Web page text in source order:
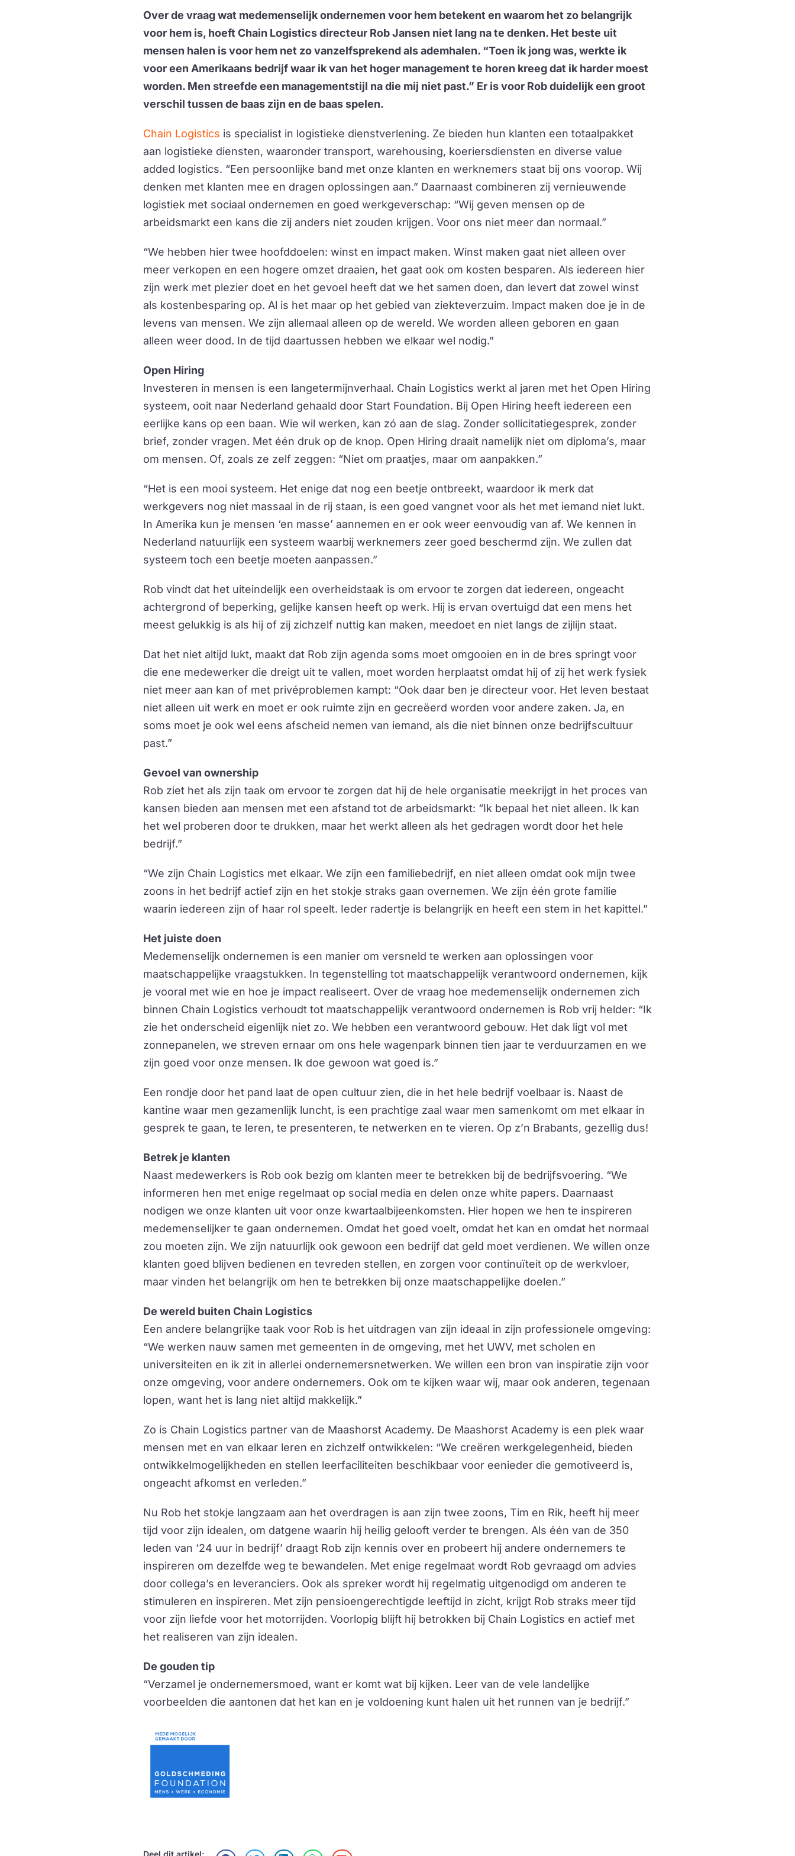
Over de vraag wat medemenselijk ondernemen voor hem betekent en waarom het zo belangrijk
voor hem is, hoeft Chain Logistics directeur Rob Jansen niet lang na te denken. Het beste uit
mensen halen is voor hem net zo vanzelfsprekend als ademhalen. “Toen ik jong was, werkte ik
voor een Amerikaans bedrijf waar ik van het hoger management te horen kreeg dat ik harder moest
worden. Men streefde een managementstijl na die mij niet past.” Er is voor Rob duidelijk een groot
verschil tussen de baas zijn en de baas spelen.
Chain Logistics is specialist in logistieke dienstverlening. Ze bieden hun klanten een totaalpakket
aan logistieke diensten, waaronder transport, warehousing, koeriersdiensten en diverse value
added logistics. “Een persoonlijke band met onze klanten en werknemers staat bij ons voorop. Wij
denken met klanten mee en dragen oplossingen aan.” Daarnaast combineren zij vernieuwende
logistiek met sociaal ondernemen en goed werkgeverschap: “Wij geven mensen op de
arbeidsmarkt een kans die zij anders niet zouden krijgen. Voor ons niet meer dan normaal.”
“We hebben hier twee hoofddoelen: winst en impact maken. Winst maken gaat niet alleen over
meer verkopen en een hogere omzet draaien, het gaat ook om kosten besparen. Als iedereen hier
zijn werk met plezier doet en het gevoel heeft dat we het samen doen, dan levert dat zowel winst
als kostenbesparing op. Al is het maar op het gebied van ziekteverzuim. Impact maken doe je in de
levens van mensen. We zijn allemaal alleen op de wereld. We worden alleen geboren en gaan
alleen weer dood. In de tijd daartussen hebben we elkaar wel nodig.”
Open Hiring
Investeren in mensen is een langetermijnverhaal. Chain Logistics werkt al jaren met het Open Hiring
systeem, ooit naar Nederland gehaald door Start Foundation. Bij Open Hiring heeft iedereen een
eerlijke kans op een baan. Wie wil werken, kan zó aan de slag. Zonder sollicitatiegesprek, zonder
brief, zonder vragen. Met één druk op de knop. Open Hiring draait namelijk niet om diploma’s, maar
om mensen. Of, zoals ze zelf zeggen: “Niet om praatjes, maar om aanpakken.”
“Het is een mooi systeem. Het enige dat nog een beetje ontbreekt, waardoor ik merk dat
werkgevers nog niet massaal in de rij staan, is een goed vangnet voor als het met iemand niet lukt.
In Amerika kun je mensen ‘en masse’ aannemen en er ook weer eenvoudig van af. We kennen in
Nederland natuurlijk een systeem waarbij werknemers zeer goed beschermd zijn. We zullen dat
systeem toch een beetje moeten aanpassen.”
Rob vindt dat het uiteindelijk een overheidstaak is om ervoor te zorgen dat iedereen, ongeacht
achtergrond of beperking, gelijke kansen heeft op werk. Hij is ervan overtuigd dat een mens het
meest gelukkig is als hij of zij zichzelf nuttig kan maken, meedoet en niet langs de zijlijn staat.
Dat het niet altijd lukt, maakt dat Rob zijn agenda soms moet omgooien en in de bres springt voor
die ene medewerker die dreigt uit te vallen, moet worden herplaatst omdat hij of zij het werk fysiek
niet meer aan kan of met privéproblemen kampt: “Ook daar ben je directeur voor. Het leven bestaat
niet alleen uit werk en moet er ook ruimte zijn en gecreëerd worden voor andere zaken. Ja, en
soms moet je ook wel eens afscheid nemen van iemand, als die niet binnen onze bedrijfscultuur
past.”
Gevoel van ownership
Rob ziet het als zijn taak om ervoor te zorgen dat hij de hele organisatie meekrijgt in het proces van
kansen bieden aan mensen met een afstand tot de arbeidsmarkt: “Ik bepaal het niet alleen. Ik kan
het wel proberen door te drukken, maar het werkt alleen als het gedragen wordt door het hele
bedrijf.”
“We zijn Chain Logistics met elkaar. We zijn een familiebedrijf, en niet alleen omdat ook mijn twee
zoons in het bedrijf actief zijn en het stokje straks gaan overnemen. We zijn één grote familie
waarin iedereen zijn of haar rol speelt. Ieder radertje is belangrijk en heeft een stem in het kapittel.”
Het juiste doen
Medemenselijk ondernemen is een manier om versneld te werken aan oplossingen voor
maatschappelijke vraagstukken. In tegenstelling tot maatschappelijk verantwoord ondernemen, kijk
je vooral met wie en hoe je impact realiseert. Over de vraag hoe medemenselijk ondernemen zich
binnen Chain Logistics verhoudt tot maatschappelijk verantwoord ondernemen is Rob vrij helder: “Ik
zie het onderscheid eigenlijk niet zo. We hebben een verantwoord gebouw. Het dak ligt vol met
zonnepanelen, we streven ernaar om ons hele wagenpark binnen tien jaar te verduurzamen en we
zijn goed voor onze mensen. Ik doe gewoon wat goed is.”
Een rondje door het pand laat de open cultuur zien, die in het hele bedrijf voelbaar is. Naast de
kantine waar men gezamenlijk luncht, is een prachtige zaal waar men samenkomt om met elkaar in
gesprek te gaan, te leren, te presenteren, te netwerken en te vieren. Op z’n Brabants, gezellig dus!
Betrek je klanten
Naast medewerkers is Rob ook bezig om klanten meer te betrekken bij de bedrijfsvoering. “We
informeren hen met enige regelmaat op social media en delen onze white papers. Daarnaast
nodigen we onze klanten uit voor onze kwartaalbijeenkomsten. Hier hopen we hen te inspireren
medemenselijker te gaan ondernemen. Omdat het goed voelt, omdat het kan en omdat het normaal
zou moeten zijn. We zijn natuurlijk ook gewoon een bedrijf dat geld moet verdienen. We willen onze
klanten goed blijven bedienen en tevreden stellen, en zorgen voor continuïteit op de werkvloer,
maar vinden het belangrijk om hen te betrekken bij onze maatschappelijke doelen.”
De wereld buiten Chain Logistics
Een andere belangrijke taak voor Rob is het uitdragen van zijn ideaal in zijn professionele omgeving:
“We werken nauw samen met gemeenten in de omgeving, met het UWV, met scholen en
universiteiten en ik zit in allerlei ondernemersnetwerken. We willen een bron van inspiratie zijn voor
onze omgeving, voor andere ondernemers. Ook om te kijken waar wij, maar ook anderen, tegenaan
lopen, want het is lang niet altijd makkelijk.”
Zo is Chain Logistics partner van de Maashorst Academy. De Maashorst Academy is een plek waar
mensen met en van elkaar leren en zichzelf ontwikkelen: “We creëren werkgelegenheid, bieden
ontwikkelmogelijkheden en stellen leerfaciliteiten beschikbaar voor eenieder die gemotiveerd is,
ongeacht afkomst en verleden.”
Nu Rob het stokje langzaam aan het overdragen is aan zijn twee zoons, Tim en Rik, heeft hij meer
tijd voor zijn idealen, om datgene waarin hij heilig gelooft verder te brengen. Als één van de 350
leden van ‘24 uur in bedrijf’ draagt Rob zijn kennis over en probeert hij andere ondernemers te
inspireren om dezelfde weg te bewandelen. Met enige regelmaat wordt Rob gevraagd om advies
door collega’s en leveranciers. Ook als spreker wordt hij regelmatig uitgenodigd om anderen te
stimuleren en inspireren. Met zijn pensioengerechtigde leeftijd in zicht, krijgt Rob straks meer tijd
voor zijn liefde voor het motorrijden. Voorlopig blijft hij betrokken bij Chain Logistics en actief met
het realiseren van zijn idealen.
De gouden tip
“Verzamel je ondernemersmoed, want er komt wat bij kijken. Leer van de vele landelijke
voorbeelden die aantonen dat het kan en je voldoening kunt halen uit het runnen van je bedrijf.”